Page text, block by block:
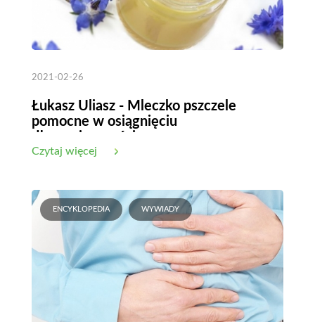
2021-02-26
Łukasz Uliasz - Mleczko pszczele
pomocne w osiągnięciu
długowieczności
Czytaj więcej
ENCYKLOPEDIA WYWIADY